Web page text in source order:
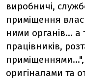
виробничі,
приміщення
ними органів... а
працівників,
оригіналами та